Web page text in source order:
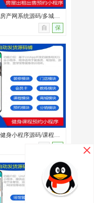
uniapp开发的房产网系统源码/多城市房屋出租出售/看房预约/带房客/房东/经纪人多端
自 保
uniapp开发的健身小程序源码/课程预约/多门店管理/私教预约/私教培训管理系统源码